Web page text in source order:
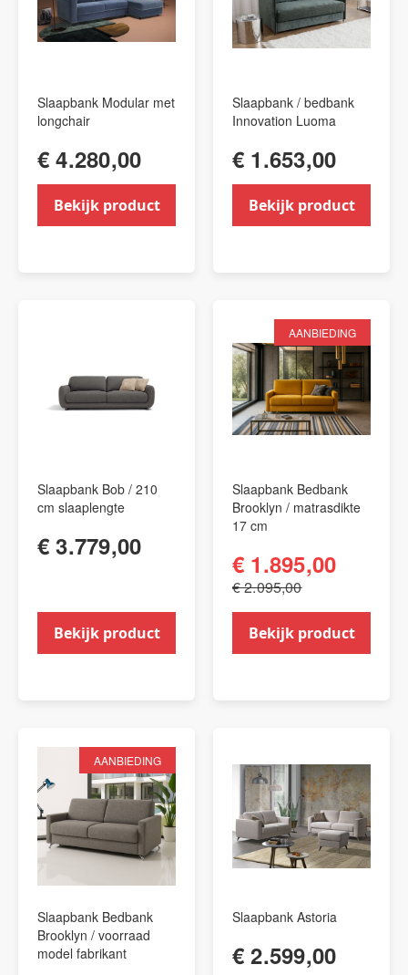
Slaapbank Modular met
longchair
€ 4.280,00
Bekijk product
Slaapbank / bedbank
Innovation Luoma
€ 1.653,00
Bekijk product
Slaapbank Bob / 210
cm slaaplengte
€ 3.779,00
Bekijk product
AANBIEDING
Slaapbank Bedbank
Brooklyn / matrasdikte
17 cm
€ 1.895,00
€ 2.095,00
Bekijk product
AANBIEDING
Slaapbank Bedbank
Brooklyn / voorraad
model fabrikant
Slaapbank Astoria
€ 2.599,00